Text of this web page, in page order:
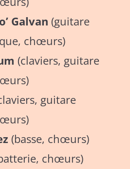
Galvan (guitare
chœurs)
(claviers, guitare
guitare
(basse, chœurs)
chœurs)